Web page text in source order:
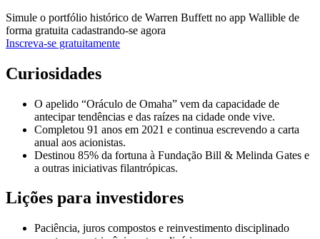
Simule o portfólio histórico de Warren Buffett no app Wallible de
forma gratuita cadastrando-se agora
Inscreva-se gratuitamente
Curiosidades
O apelido “Oráculo de Omaha” vem da capacidade de
antecipar tendências e das raízes na cidade onde vive.
Completou 91 anos em 2021 e continua escrevendo a carta
anual aos acionistas.
Destinou 85% da fortuna à Fundação Bill & Melinda Gates e
a outras iniciativas filantrópicas.
Lições para investidores
Paciência, juros compostos e reinvestimento disciplinado